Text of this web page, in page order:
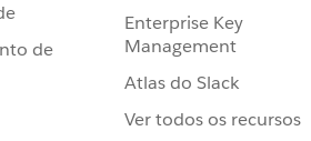
de
Enterprise Key
Management
Atlas do Slack
Ver todos os recursos